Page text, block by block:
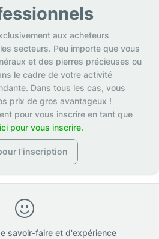
aux acheteurs
secteurs. Peu importe que vous
et des pierres précieuses ou
le cadre de votre activité
Dans tous les cas, vous
prix de gros avantageux !
pour vous inscrire en tant que
pour vous inscrire.
l'inscription
savoir-faire et d'expérience